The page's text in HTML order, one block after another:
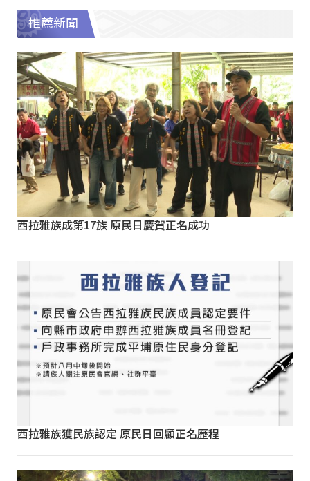
推薦新聞
西拉雅族成第17族 原民日慶賀正名成功
西拉雅族獲民族認定 原民日回顧正名歷程